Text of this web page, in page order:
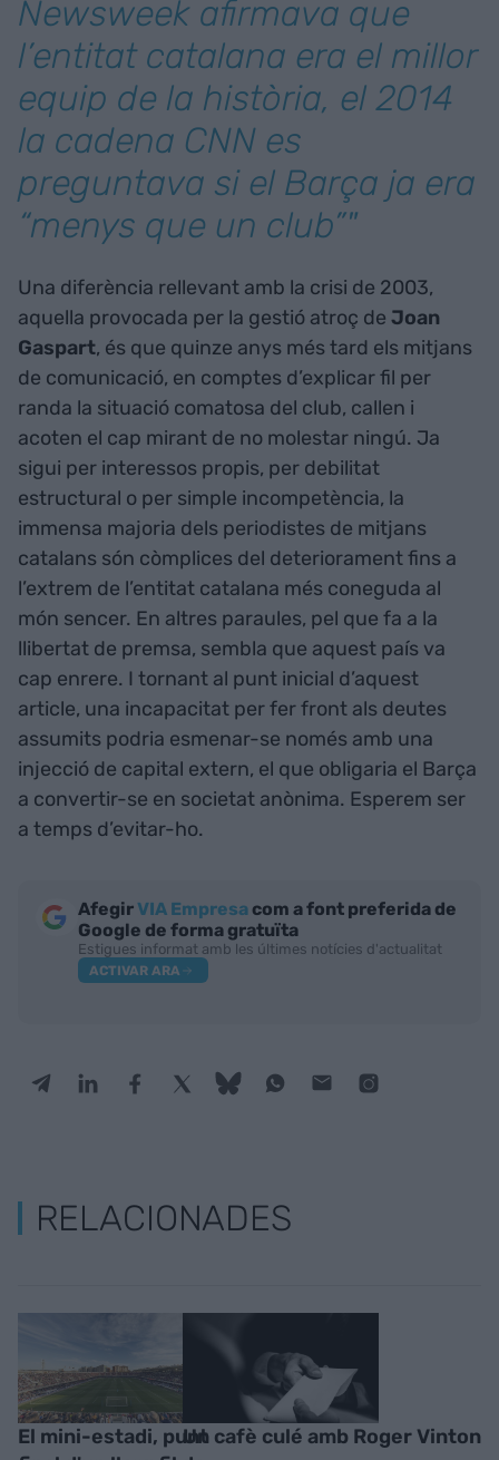
Newsweek afirmava que
l’entitat catalana era el millor
equip de la història, el 2014
la cadena CNN es
preguntava si el Barça ja era
“menys que un club”"
Una diferència rellevant amb la crisi de 2003,
aquella provocada per la gestió atroç de Joan
Gaspart, és que quinze anys més tard els mitjans
de comunicació, en comptes d’explicar fil per
randa la situació comatosa del club, callen i
acoten el cap mirant de no molestar ningú. Ja
sigui per interessos propis, per debilitat
estructural o per simple incompetència, la
immensa majoria dels periodistes de mitjans
catalans són còmplices del deteriorament fins a
l’extrem de l’entitat catalana més coneguda al
món sencer. En altres paraules, pel que fa a la
llibertat de premsa, sembla que aquest país va
cap enrere. I tornant al punt inicial d’aquest
article, una incapacitat per fer front als deutes
assumits podria esmenar-se només amb una
injecció de capital extern, el que obligaria el Barça
a convertir-se en societat anònima. Esperem ser
a temps d’evitar-ho.
AfegirVIA Empresa com a font preferida de
Google de forma gratuïta
Estigues informat amb les últimes notícies d'actualitat
ACTIVAR ARA
RELACIONADES
El mini-estadi, puntUn cafè culé amb Roger Vinton